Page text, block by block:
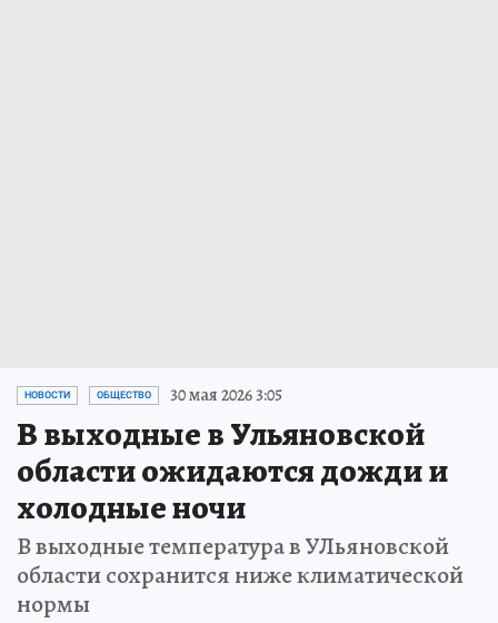
НОВОСТИ ОБЩЕСТВО 30 мая 2026 3:05
В выходные в Ульяновской
области ожидаются дожди и
холодные ночи
В выходные температура в УЛьяновской
области сохранится ниже климатической
нормы